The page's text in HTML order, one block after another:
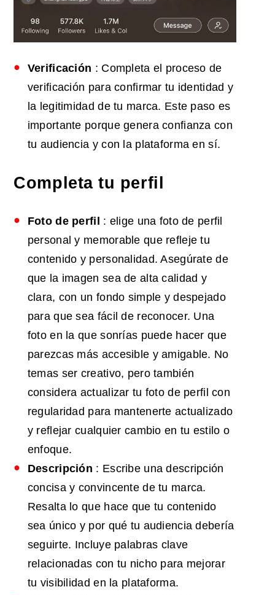
Verificación : Completa el proceso de
verificación para confirmar tu identidad y
la legitimidad de tu marca. Este paso es
importante porque genera confianza con
tu audiencia y con la plataforma en sí.
Completa tu perfil
Foto de perfil : elige una foto de perfil
personal y memorable que refleje tu
contenido y personalidad. Asegúrate de
que la imagen sea de alta calidad y
clara, con un fondo simple y despejado
para que sea fácil de reconocer. Una
foto en la que sonrías puede hacer que
parezcas más accesible y amigable. No
temas ser creativo, pero también
considera actualizar tu foto de perfil con
regularidad para mantenerte actualizado
y reflejar cualquier cambio en tu estilo o
enfoque.
Descripción : Escribe una descripción
concisa y convincente de tu marca.
Resalta lo que hace que tu contenido
sea único y por qué tu audiencia debería
seguirte. Incluye palabras clave
relacionadas con tu nicho para mejorar
tu visibilidad en la plataforma.